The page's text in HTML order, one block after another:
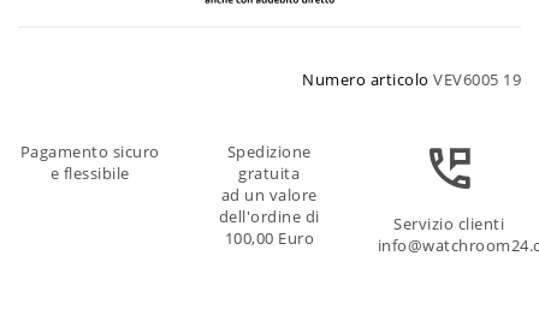
Numero articolo VEV6005 19
Pagamento sicuro
e flessibile
Spedizione
gratuita
ad un valore
dell'ordine di
100,00 Euro
Servizio clienti